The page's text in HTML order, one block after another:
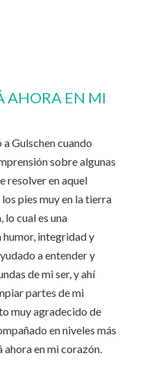
AHORA EN MI
Gulschen cuando
sobre algunas
resolver en aquel
pies muy en la tierra
lo cual es una
integridad y
a entender y
de mi ser, y ahí
partes de mi
muy agradecido de
en niveles más
ahora en mi corazón.